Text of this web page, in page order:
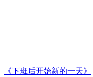
《下班后开始新的一天